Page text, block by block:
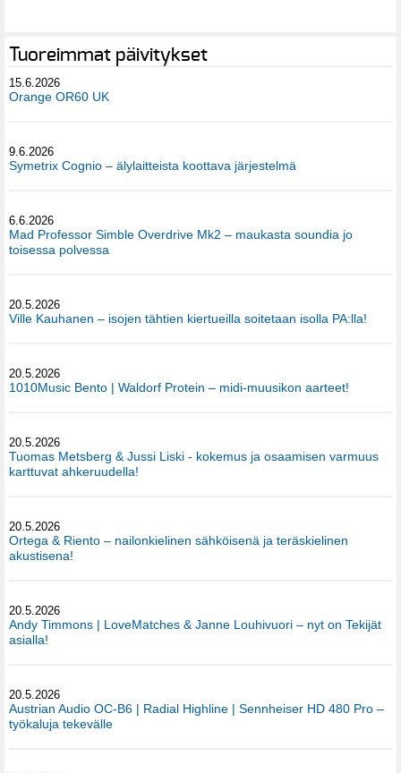
Tuoreimmat päivitykset
15.6.2026
Orange OR60 UK
9.6.2026
Symetrix Cognio – älylaitteista koottava järjestelmä
6.6.2026
Mad Professor Simble Overdrive Mk2 – maukasta soundia jo
toisessa polvessa
20.5.2026
Ville Kauhanen – isojen tähtien kiertueilla soitetaan isolla PA:lla!
20.5.2026
1010Music Bento | Waldorf Protein – midi-muusikon aarteet!
20.5.2026
Tuomas Metsberg & Jussi Liski - kokemus ja osaamisen varmuus
karttuvat ahkeruudella!
20.5.2026
Ortega & Riento – nailonkielinen sähköisenä ja teräskielinen
akustisena!
20.5.2026
Andy Timmons | LoveMatches & Janne Louhivuori – nyt on Tekijät
asialla!
20.5.2026
Austrian Audio OC-B6 | Radial Highline | Sennheiser HD 480 Pro –
työkaluja tekevälle